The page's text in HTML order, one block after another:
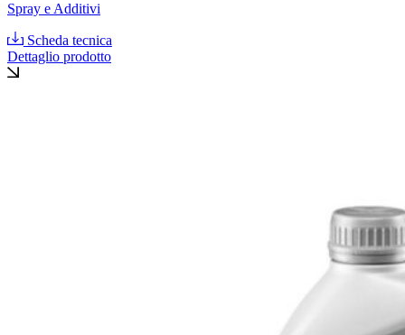
Spray e Additivi
Scheda tecnica
Dettaglio prodotto